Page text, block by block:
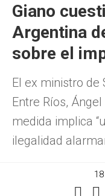
Giano
Argentina
sobre el
El ex ministro de
Entre Ríos,
medida implica
ilegalidad